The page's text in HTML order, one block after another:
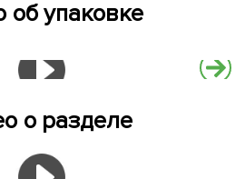
об упаковке
о разделе